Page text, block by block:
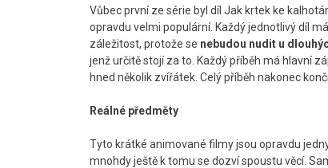
Vůbec první ze série byl díl Jak krtek ke
opravdu velmi populární. Každý jednotlivý díl
záležitost, protože se nebudou nudit u
jenž určitě stojí za to. Každý příběh má hlavní
hned několik zvířátek. Celý příběh nakonec
Reálné předměty
Tyto krátké animované filmy jsou opravdu
mnohdy ještě k tomu se dozví spoustu věcí.